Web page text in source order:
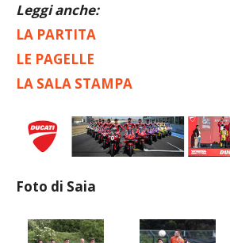
Leggi anche:
LA PARTITA
LE PAGELLE
LA SALA STAMPA
Foto di Saia